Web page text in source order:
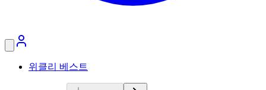
위클리 베스트